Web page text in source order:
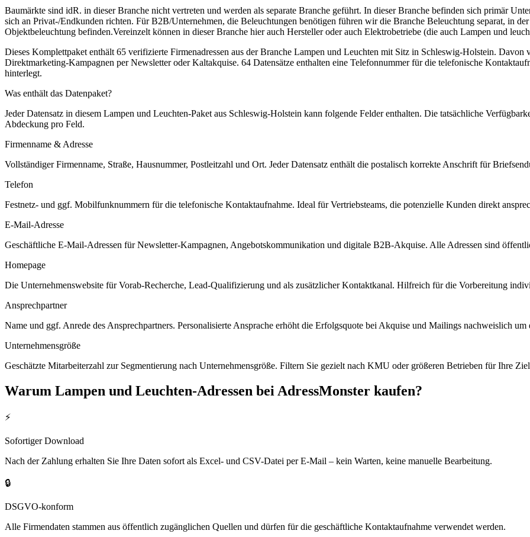
Baumärkte sind idR. in dieser Branche nicht vertreten und werden als separate Branche geführt. In dieser Branche befinden sich primär
sich an Privat-/Endkunden richten. Für B2B/Unternehmen, die Beleuchtungen benötigen führen wir die Branche Beleuchtung separat, in
Objektbeleuchtung befinden.Vereinzelt können in dieser Branche hier auch Hersteller oder auch Elektrobetriebe (die auch Lampen und
Dieses Komplettpaket enthält 65 verifizierte Firmenadressen aus der Branche Lampen und Leuchten mit Sitz in Schleswig-Holstein. Davon
Direktmarketing-Kampagnen per Newsletter oder Kaltakquise. 64 Datensätze enthalten eine Telefonnummer für die telefonische
hinterlegt.
Was enthält das Datenpaket?
Jeder Datensatz in diesem Lampen und Leuchten-Paket aus Schleswig-Holstein kann folgende Felder enthalten. Die tatsächliche
Abdeckung pro Feld.
Firmenname & Adresse
Vollständiger Firmenname, Straße, Hausnummer, Postleitzahl und Ort. Jeder Datensatz enthält die postalisch korrekte Anschrift für
Telefon
Festnetz- und ggf. Mobilfunknummern für die telefonische Kontaktaufnahme. Ideal für Vertriebsteams, die potenzielle Kunden direkt
E-Mail-Adresse
Geschäftliche E-Mail-Adressen für Newsletter-Kampagnen, Angebotskommunikation und digitale B2B-Akquise. Alle Adressen sind
Homepage
Die Unternehmenswebsite für Vorab-Recherche, Lead-Qualifizierung und als zusätzlicher Kontaktkanal. Hilfreich für die Vorbereitung
Ansprechpartner
Name und ggf. Anrede des Ansprechpartners. Personalisierte Ansprache erhöht die Erfolgsquote bei Akquise und Mailings nachweislich um
Unternehmensgröße
Geschätzte Mitarbeiterzahl zur Segmentierung nach Unternehmensgröße. Filtern Sie gezielt nach KMU oder größeren Betrieben für Ihre
Warum Lampen und Leuchten-Adressen bei AdressMonster kaufen?
⚡
Sofortiger Download
Nach der Zahlung erhalten Sie Ihre Daten sofort als Excel- und CSV-Datei per E-Mail – kein Warten, keine manuelle Bearbeitung.
🔒
DSGVO-konform
Alle Firmendaten stammen aus öffentlich zugänglichen Quellen und dürfen für die geschäftliche Kontaktaufnahme verwendet werden.